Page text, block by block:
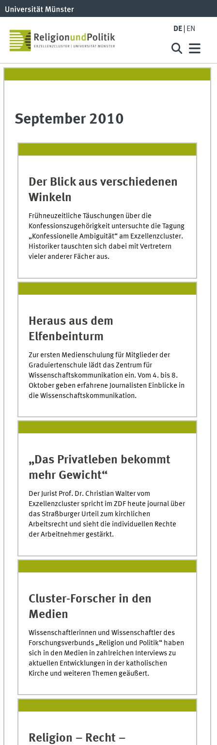
DE EN
September 2010
Der Blick aus verschiedenen
Winkeln
Frühneuzeitliche Täuschungen über die
Konfessionszugehörigkeit untersuchte die Tagung
„Konfessionelle Ambiguität“ am Exzellenzcluster.
Historiker tauschten sich dabei mit Vertretern
vieler anderer Fächer aus.
Heraus aus dem
Elfenbeinturm
Zur ersten Medienschulung für Mitglieder der
Graduiertenschule lädt das Zentrum für
Wissenschaftskommunikation ein. Vom 4. bis 8.
Oktober geben erfahrene Journalisten Einblicke in
die Wissenschaftskommunikation.
„Das Privatleben bekommt
mehr Gewicht“
Der Jurist Prof. Dr. Christian Walter vom
Exzellenzcluster spricht im ZDF heute journal über
das Straßburger Urteil zum kirchlichen
Arbeitsrecht und sieht die individuellen Rechte
der Arbeitnehmer gestärkt.
Cluster-Forscher in den
Medien
Wissenschaftlerinnen und Wissenschaftler des
Forschungsverbunds „Religion und Politik“ haben
sich in den Medien in zahlreichen Interviews zu
aktuellen Entwicklungen in der katholischen
Kirche und weiteren Themen geäußert.
Religion – Recht –